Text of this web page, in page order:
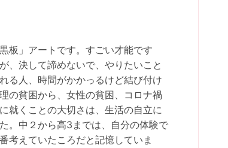
板」アートです。すごい才能です
、決して諦めないで、やりたいこと
る人、時間がかかっるけど結び付け
の貧困から、女性の貧困、コロナ禍
就くことの大切さは、生活の自立に
。中２から高3までは、自分の体験で
考えていたころだと記憶していま